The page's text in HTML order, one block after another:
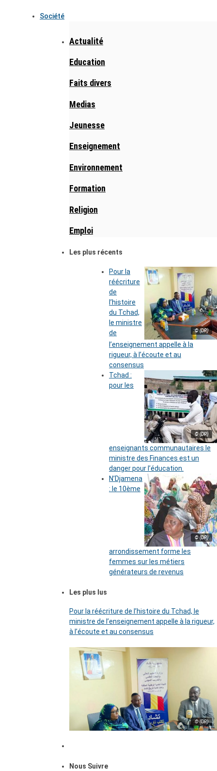
Société
Actualité
Education
Faits divers
Medias
Jeunesse
Enseignement
Environnement
Formation
Religion
Emploi
Les plus récents
© (DR)
Pour la
réécriture
de
l’histoire
du Tchad,
le ministre
de
l’enseignement appelle à la
rigueur, à l’écoute et au
consensus
© (DR)
Tchad :
pour les
enseignants communautaires le
ministre des Finances est un
danger pour l’éducation.
© (DR)
N’Djamena
: le 10ème
arrondissement forme les
femmes sur les métiers
générateurs de revenus
Les plus lus
Pour la réécriture de l’histoire du Tchad, le
ministre de l’enseignement appelle à la rigueur,
à l’écoute et au consensus
© (DR)
Nous Suivre